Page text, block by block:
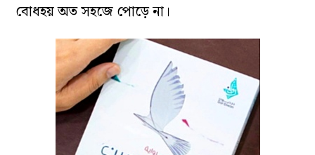
বোধহয় অত সহজে পোড়ে না।